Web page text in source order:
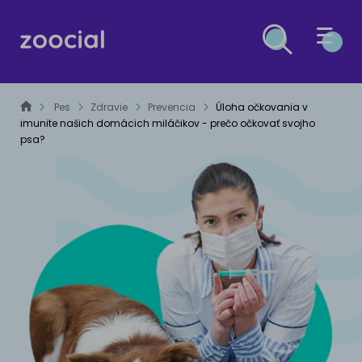
PES
ZDRAVIE PSOV
VÝŽIVA PSOV
Krmivá
Výživové poradenstvo
MAČKA
Prevencia
VÝŽIVA PRE MAČKY
Krmivá
MALÉ ZVIERATÁ
VTÁCI
PLAZY A OBOJŽIVELNÍKY
ČLÁNKY O ESG A UDRŽATEĽNOM ROZVOJI
Pes Zdravie Prevencia
Úloha očkovania v
imunite našich domácich miláčikov - prečo očkovať svojho
psa?